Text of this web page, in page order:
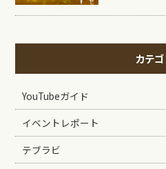
カテゴ
YouTubeガイド
イベントレポート
テブラビ